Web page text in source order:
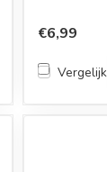
€6,99
Vergelijk